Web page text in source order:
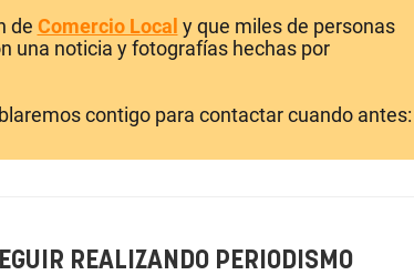
de Comercio Local y que miles de personas
una noticia y fotografías hechas por
contigo para contactar cuando antes:
REALIZANDO PERIODISMO